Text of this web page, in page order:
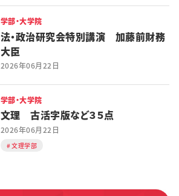
学部・大学院
法・政治研究会特別講演 加藤前財務
大臣
2026年06月22日
学部・大学院
文理 古活字版など３５点
2026年06月22日
文理学部